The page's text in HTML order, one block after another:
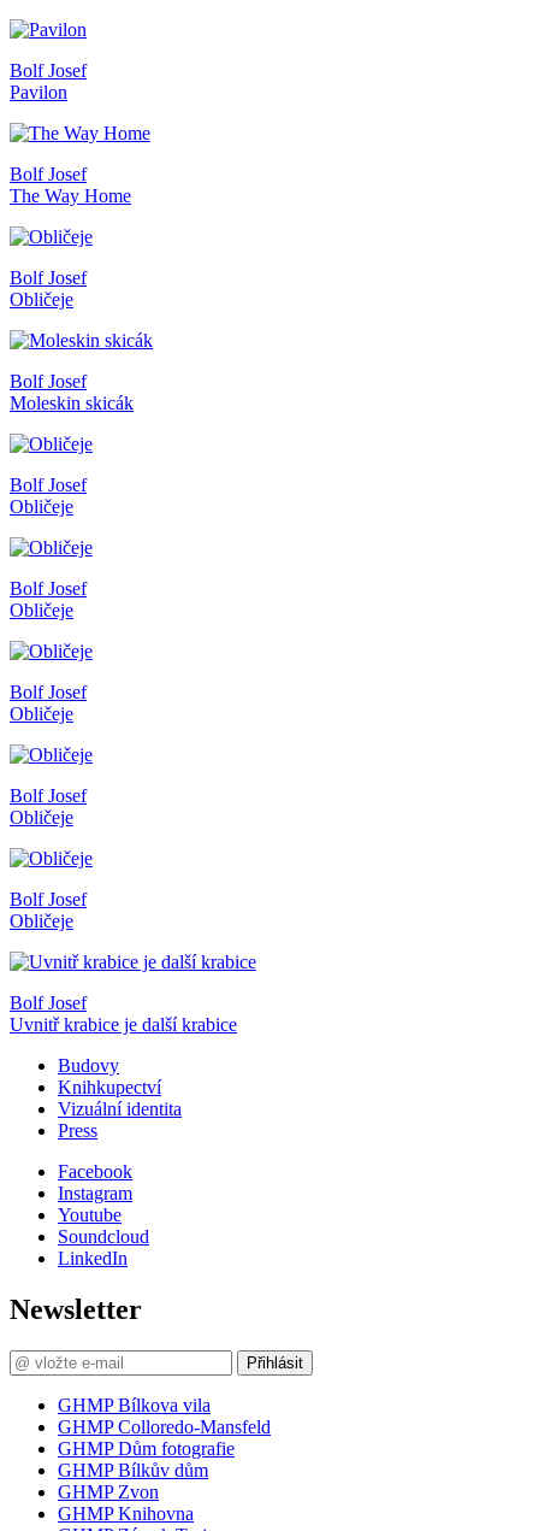
Bolf Josef
Pavilon
Bolf Josef
The Way Home
Bolf Josef
Obličeje
Bolf Josef
Moleskin skicák
Bolf Josef
Obličeje
Bolf Josef
Obličeje
Bolf Josef
Obličeje
Bolf Josef
Obličeje
Bolf Josef
Obličeje
Bolf Josef
Uvnitř krabice je další krabice
Budovy
Knihkupectví
Vizuální identita
Press
Facebook
Instagram
Youtube
Soundcloud
LinkedIn
Newsletter
Přihlásit
GHMP Bílkova vila
GHMP Colloredo-Mansfeld
GHMP Dům fotografie
GHMP Bílkův dům
GHMP Zvon
GHMP Knihovna